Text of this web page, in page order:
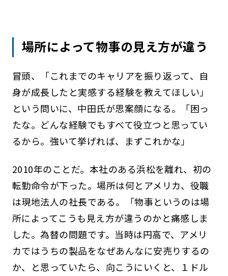
場所によって物事の見え方が違う
冒頭、「これまでのキャリアを振り返って、自
身が成長したと実感する経験を教えてほしい」
という問いに、中田氏が思案顔になる。「困っ
たな。どんな経験でもすべて役立つと思ってい
るから。強いて挙げれば、まずこれかな」
2010年のことだ。本社のある浜松を離れ、初の
転勤命令が下った。場所は何とアメリカ、役職
は現地法人の社長である。「物事というのは場
所によってこうも見え方が違うのかと痛感しま
した。為替の問題です。当時は円高で、アメリ
カではうちの製品をなぜあんなに安売りするの
か、と思っていたら、向こうにいくと、１ドル